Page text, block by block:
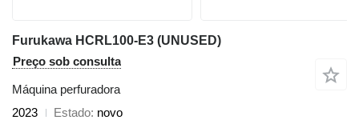
Furukawa HCRL100-E3 (UNUSED)
Preço sob consulta
Máquina perfuradora
2023
Estado novo